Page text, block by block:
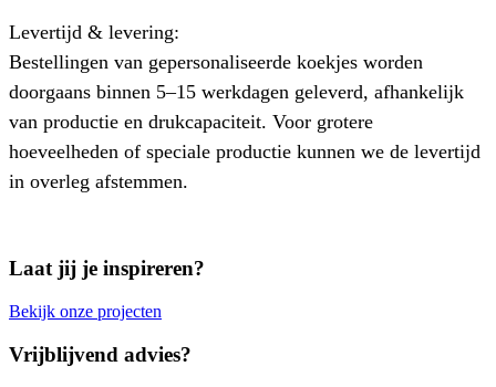
Levertijd & levering:
Bestellingen van gepersonaliseerde koekjes worden
doorgaans binnen 5–15 werkdagen geleverd, afhankelijk
van productie en drukcapaciteit. Voor grotere
hoeveelheden of speciale productie kunnen we de levertijd
in overleg afstemmen.
Laat jij je inspireren?
Bekijk onze projecten
Vrijblijvend advies?